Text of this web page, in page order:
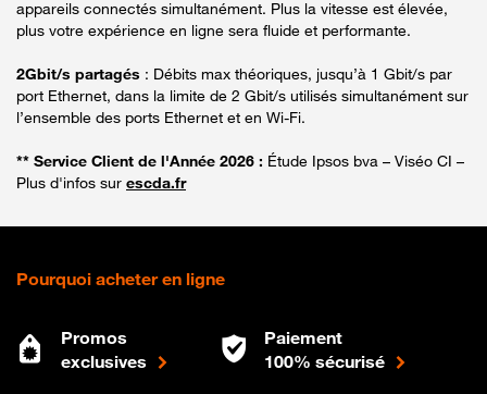
appareils connectés simultanément. Plus la vitesse est élevée,
plus votre expérience en ligne sera fluide et performante.
2Gbit/s partagés : Débits max théoriques, jusqu’à 1 Gbit/s par
port Ethernet, dans la limite de 2 Gbit/s utilisés simultanément sur
l’ensemble des ports Ethernet et en Wi-Fi.
** Service Client de l'Année 2026 : Étude Ipsos bva – Viséo CI –
Plus d'infos sur escda.fr
Pourquoi acheter en ligne
Promos
exclusives
Paiement
100% sécurisé